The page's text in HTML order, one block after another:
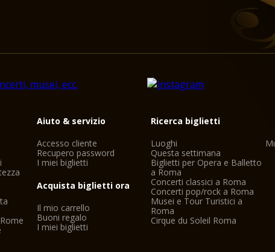
Aiuto & servizio
Accesso cliente
Recupero password
I miei biglietti
Acquista biglietti ora
Il mio carrello
Buoni regalo
I miei biglietti
Ricerca biglietti
Luoghi
Questa settimana
Biglietti per Opera e Balletto
a Roma
Concerti classici a Roma
Concerti pop/rock a Roma
Musei e Tour Turistici a
Roma
Cirque du Soleil Roma